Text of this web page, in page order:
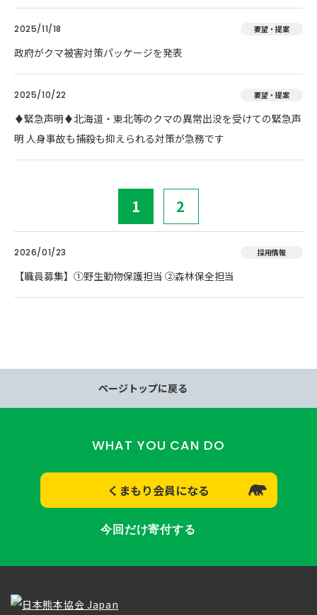
2025/11/18 要望・提案
政府がクマ被害対策パッケージを発表
2025/10/22 要望・提案
♦️緊急声明♦️北海道・東北等のクマの異常出没を受けての緊急声
明 人身事故も捕殺も抑えられる対策が急務です
1 2
2026/01/23 採用情報
【職員募集】①野生動物保護担当 ②森林保全担当
ページトップに戻る
WHAT YOU CAN DO
くまもり会員になる
今回だけ寄付する